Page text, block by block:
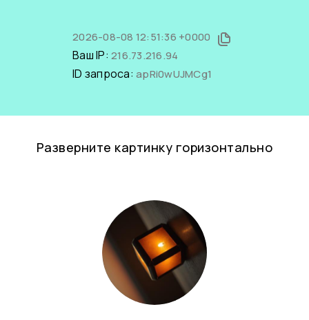
2026-08-08 12:51:36 +0000
Ваш IP: 216.73.216.94
ID запроса: apRi0wUJMCg1
Разверните картинку горизонтально